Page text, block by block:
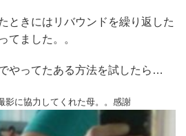
ときにはリバウンドを繰り返した
てました。。
やってたある方法を試したら…
影に協力してくれた母。。感謝